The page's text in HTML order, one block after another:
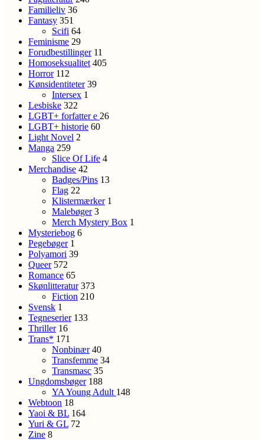
Familieliv 36
Fantasy 351
Scifi 64
Feminisme 29
Forudbestillinger 11
Homoseksualitet 405
Horror 112
Kønsidentiteter 39
Intersex 1
Lesbiske 322
LGBT+ forfattere 26
LGBT+ historie 60
Light Novel 2
Manga 259
Slice Of Life 4
Merchandise 42
Badges/Pins 13
Flag 22
Klistermærker 1
Malebøger 3
Merch Mystery Box 1
Mysteriebog 6
Pegebøger 1
Polyamori 39
Queer 572
Romance 65
Skønlitteratur 373
Fiction 210
Svensk 1
Tegneserier 133
Thriller 16
Trans* 171
Nonbinær 40
Transfemme 34
Transmasc 35
Ungdomsbøger 188
YA Young Adult 148
Webtoon 18
Yaoi & BL 164
Yuri & GL 72
Zine 8